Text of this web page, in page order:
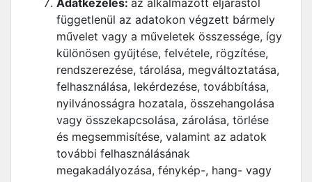
Adatkezelés: az alkalmazott eljárástól
függetlenül az adatokon végzett bármely
művelet vagy a műveletek összessége, így
különösen gyűjtése, felvétele, rögzítése,
rendszerezése, tárolása, megváltoztatása,
felhasználása, lekérdezése, továbbítása,
nyilvánosságra hozatala, összehangolása
vagy összekapcsolása, zárolása, törlése
és megsemmisítése, valamint az adatok
további felhasználásának
megakadályozása, fénykép-, hang- vagy